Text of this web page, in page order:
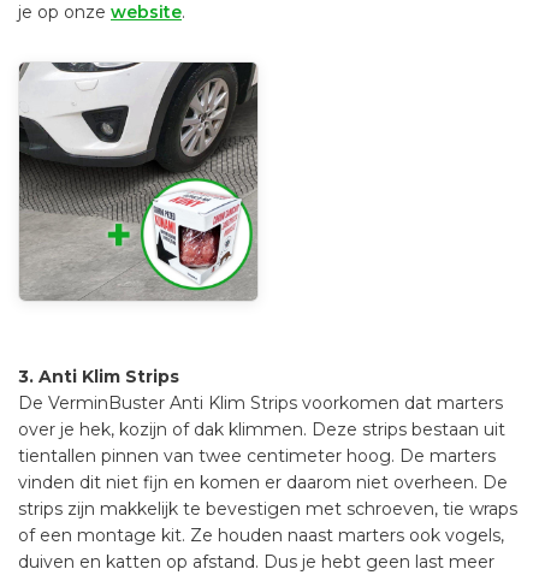
je op onze website.
3. Anti Klim Strips
De VerminBuster Anti Klim Strips voorkomen dat marters
over je hek, kozijn of dak klimmen. Deze strips bestaan uit
tientallen pinnen van twee centimeter hoog. De marters
vinden dit niet fijn en komen er daarom niet overheen. De
strips zijn makkelijk te bevestigen met schroeven, tie wraps
of een montage kit. Ze houden naast marters ook vogels,
duiven en katten op afstand. Dus je hebt geen last meer